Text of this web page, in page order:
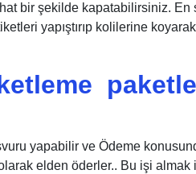
bir şekilde kapatabilirsiniz.
yapıştırıp kolilerine
yapabilir ve Ödeme
elden öderler.. Bu işi